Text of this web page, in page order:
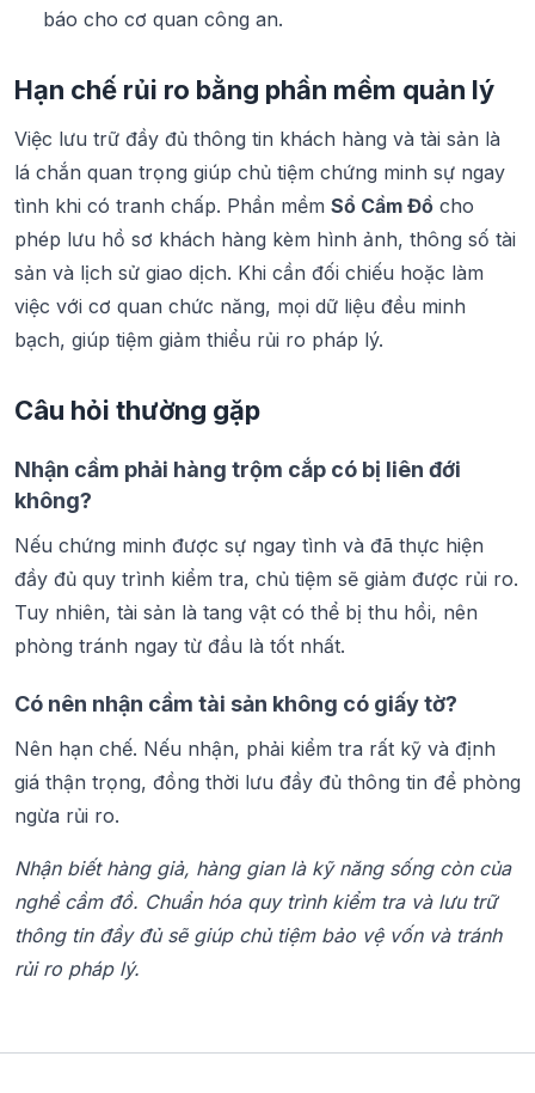
báo cho cơ quan công an.
Hạn chế rủi ro bằng phần mềm quản lý
Việc lưu trữ đầy đủ thông tin khách hàng và tài sản là
lá chắn quan trọng giúp chủ tiệm chứng minh sự ngay
tình khi có tranh chấp. Phần mềm Sổ Cầm Đồ cho
phép lưu hồ sơ khách hàng kèm hình ảnh, thông số tài
sản và lịch sử giao dịch. Khi cần đối chiếu hoặc làm
việc với cơ quan chức năng, mọi dữ liệu đều minh
bạch, giúp tiệm giảm thiểu rủi ro pháp lý.
Câu hỏi thường gặp
Nhận cầm phải hàng trộm cắp có bị liên đới
không?
Nếu chứng minh được sự ngay tình và đã thực hiện
đầy đủ quy trình kiểm tra, chủ tiệm sẽ giảm được rủi ro.
Tuy nhiên, tài sản là tang vật có thể bị thu hồi, nên
phòng tránh ngay từ đầu là tốt nhất.
Có nên nhận cầm tài sản không có giấy tờ?
Nên hạn chế. Nếu nhận, phải kiểm tra rất kỹ và định
giá thận trọng, đồng thời lưu đầy đủ thông tin để phòng
ngừa rủi ro.
Nhận biết hàng giả, hàng gian là kỹ năng sống còn của
nghề cầm đồ. Chuẩn hóa quy trình kiểm tra và lưu trữ
thông tin đầy đủ sẽ giúp chủ tiệm bảo vệ vốn và tránh
rủi ro pháp lý.